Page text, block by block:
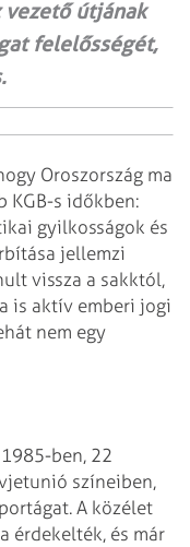
vezető útjának
felelősségét,
Oroszország ma
KGB-s időkben:
gyilkosságok és
jellemzi
vissza a sakktól,
is aktív emberi jogi
nem egy
ben, 22
színeiben,
A közélet
érdekelték, és már